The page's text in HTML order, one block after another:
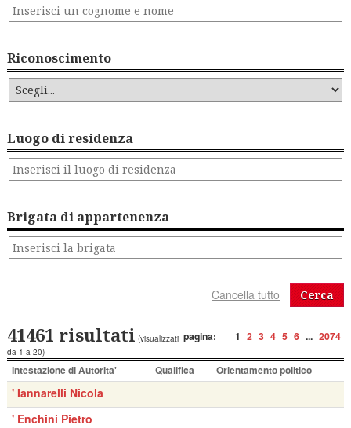
Riconoscimento
Luogo di residenza
Brigata di appartenenza
Cerca
pagina: 1 2 3 4 5 6 ... 2074
41461 risultati (visualizzati
da 1 a 20)
Intestazione di Autorita' Qualifica Orientamento politico
' Iannarelli Nicola
' Enchini Pietro